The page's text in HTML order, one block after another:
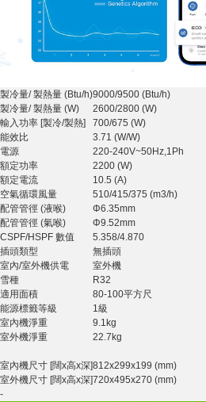
製冷量/ 製熱量 (Btu/h)9000/9500 (Btu/h)
製冷量/ 製熱量 (W)
2600/2800 (W)
輸入功率 [製冷/製熱]
700/675 (W)
能效比
3.71 (W/W)
電源
220-240V~50Hz,1Ph
額定功率
2200 (W)
額定電流
10.5 (A)
空氣循環風量
510/415/375 (m3/h)
配管管徑 (液喉)
Φ6.35mm
配管管徑 (氣喉)
Φ9.52mm
CSPF/HSPF 數值
5.358/4.870
插頭類型
無插頭
室內/室外機供電
室外機
雪種
R32
適用面積
80-100平方尺
能源標籤等級
1級
室內機淨重
9.1kg
室外機淨重
22.7kg
室內機尺寸 [闊x高x深]812x299x199 (mm)
室外機尺寸 [闊x高x深]720x495x270 (mm)
-